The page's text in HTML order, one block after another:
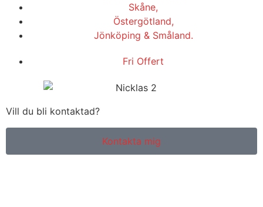
Skåne,
Östergötland,
Jönköping & Småland.
Fri Offert
Vill du bli kontaktad?
Kontakta mig